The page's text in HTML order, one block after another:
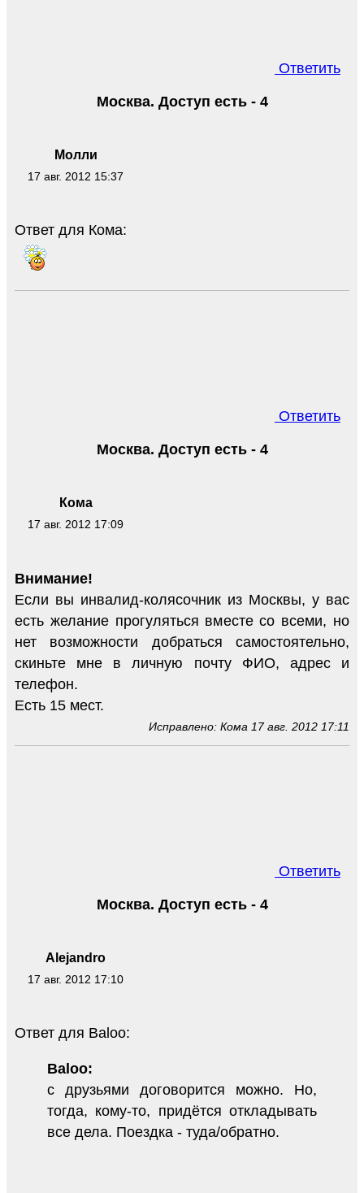
Ответить
Молли
17 авг. 2012 15:37
Москва. Доступ есть - 4
Ответ для Кома:
Ответить
Кома
17 авг. 2012 17:09
Москва. Доступ есть - 4
Внимание!
Если вы инвалид-колясочник из Москвы, у вас
есть желание прогуляться вместе со всеми, но
нет возможности добраться самостоятельно,
скиньте мне в личную почту ФИО, адрес и
телефон.
Есть 15 мест.
Исправлено: Кома 17 авг. 2012 17:11
Ответить
Alejandro
17 авг. 2012 17:10
Москва. Доступ есть - 4
Ответ для Baloo:
Baloo:
с друзьями договорится можно. Но,
тогда, кому-то, придётся откладывать
все дела. Поездка - туда/обратно.